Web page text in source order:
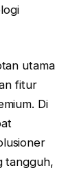
utama
fitur
Di
tangguh,